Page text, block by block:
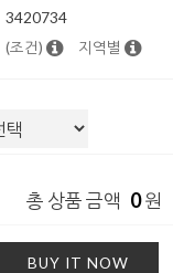
3420734
(조건) 지역별
총 상품 금액 0원
BUY IT NOW